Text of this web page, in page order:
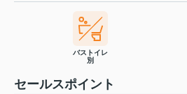
バストイレ
別
セールスポイント